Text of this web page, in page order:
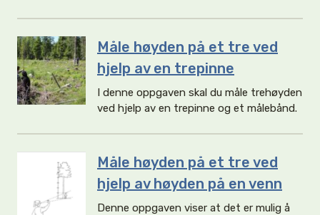
Måle høyden på et tre ved
hjelp av en trepinne
I denne oppgaven skal du måle trehøyden
ved hjelp av en trepinne og et målebånd.
Måle høyden på et tre ved
hjelp av høyden på en venn
Denne oppgaven viser at det er mulig å